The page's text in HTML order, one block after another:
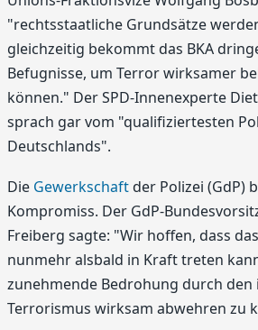
"rechtsstaatliche Grundsätze
gleichzeitig bekommt das BKA
Befugnisse, um Terror wirksamer
können." Der SPD-Innenexperte
sprach gar vom "qualifiziertesten
Deutschlands".
Die Gewerkschaftder Polizei (GdP)
Kompromiss. Der GdP-
Freiberg sagte: "Wir hoffen, dass
nunmehr alsbald in Kraft treten
zunehmende Bedrohung durch
Terrorismus wirksam abwehren zu